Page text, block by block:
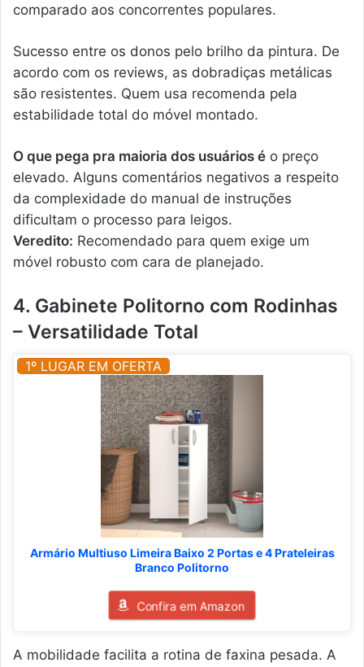
comparado aos concorrentes populares.
Sucesso entre os donos pelo brilho da pintura. De
acordo com os reviews, as dobradiças metálicas
são resistentes. Quem usa recomenda pela
estabilidade total do móvel montado.
O que pega pra maioria dos usuários é o preço
elevado. Alguns comentários negativos a respeito
da complexidade do manual de instruções
dificultam o processo para leigos.
Veredito: Recomendado para quem exige um
móvel robusto com cara de planejado.
4. Gabinete Politorno com Rodinhas
– Versatilidade Total
1º LUGAR EM OFERTA
Armário Multiuso Limeira Baixo 2 Portas e 4 Prateleiras
Branco Politorno
Confira em Amazon
A mobilidade facilita a rotina de faxina pesada. A